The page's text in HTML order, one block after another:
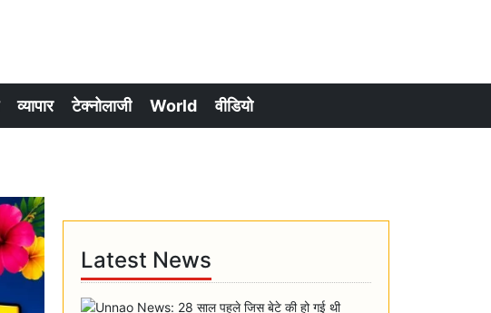
व्यापार टेक्नोलाजी World वीडियो
Latest News